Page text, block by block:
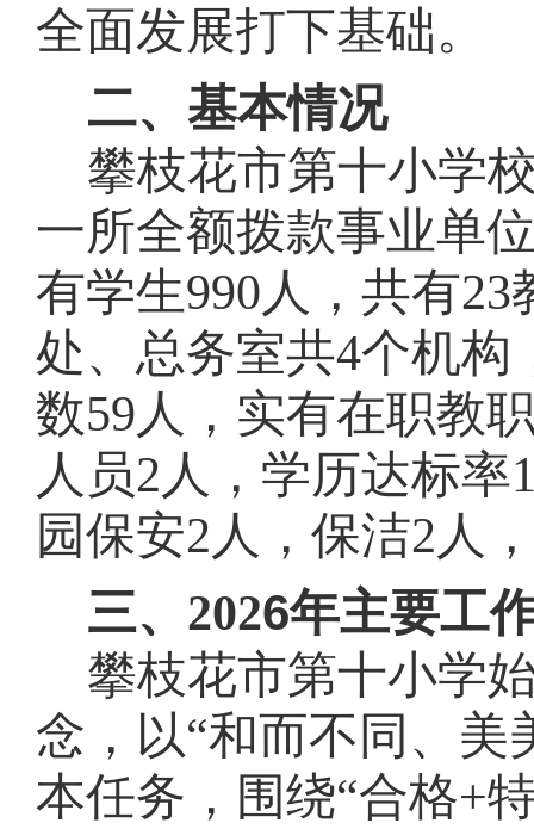
全面发展打下基础。
二、基本情况
攀枝花市第十小学
一所全额拨款事业单
有学生990人，共有23
处、总务室共4个机构
数59人，实有在职教
人员2人，学历达标
园保安2人，保洁2 人
三、2026年主要工
攀枝花市第十小学
念，以“和而不同、美
本任务，围绕“合格+